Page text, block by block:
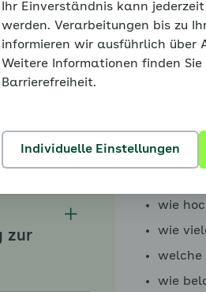
Wenn
Auf
Die
wie alt
wie
wie
welche
wie
Untermenü für
Untermenü für
zur
Untermenü für Von
Ihr Einverständnis kann
werden. Verarbeitungen bis zu
informieren wir ausführlich über
Weitere Informationen finden
Barrierefreiheit.
Individuelle Einstellungen